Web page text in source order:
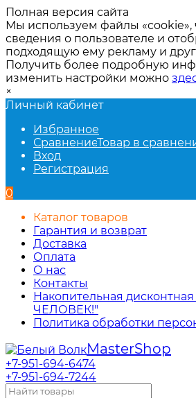
Полная версия сайта
Мы используем файлы «cookie»,
сведения о пользователе и
подходящую ему рекламу и
Получить более подробную
изменить настройки можно
×
Личный кабинет
Избранное
СравнениеТовар в
Вход
Регистрация
0
Каталог товаров
Гарантия и возврат
Доставка
Оплата
О нас
Контакты
Накопительная
ЧЕЛОВЕК!"
Политика обработки
MasterShop
+7-951-694-6474
+7-951-694-7244